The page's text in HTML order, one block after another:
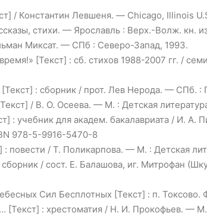
/ Константин Левшеня. — Chicago, Illinois
стихи. — Ярославль : Верх.-Волж. кн.
Миксат. — СПб : Северо-Запад, 1993.
[Текст] : сб. стихов 1988-2007 гг. /
: сборник / прот. Лев Нерода. —
/ В. О. Осеева. — М. : Детская
: учебник для академ. бакалавриата / И.
978-5-9916-5470-8
повести / Т. Поликарпова. — М. : Детская
сборник / сост. Е. Балашова, иг. Митрофан
Сил Бесплотных [Текст] : п. Токсово.
[Текст] : хрестоматия / Н. И. Прокофьев. —